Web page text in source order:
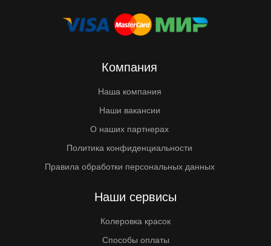
Компания
Наша компания
Наши вакансии
О наших партнерах
Политика конфиденциальности
Правила обработки персональных данных
Наши сервисы
Колеровка красок
Способы оплаты